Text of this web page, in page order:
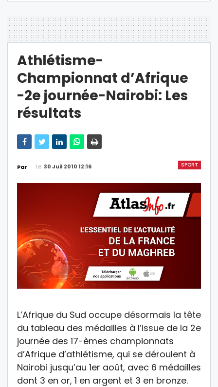
Athlétisme-
Championnat d’Afrique
-2e journée-Nairobi: Les
résultats
SPORT
Par Le 30 Juil 2010 12:16
L’Afrique du Sud occupe désormais la tête
du tableau des médailles à l’issue de la 2e
journée des 17-èmes championnats
d’Afrique d’athlétisme, qui se déroulent à
Nairobi jusqu’au 1er août, avec 6 médailles
dont 3 en or, 1 en argent et 3 en bronze.